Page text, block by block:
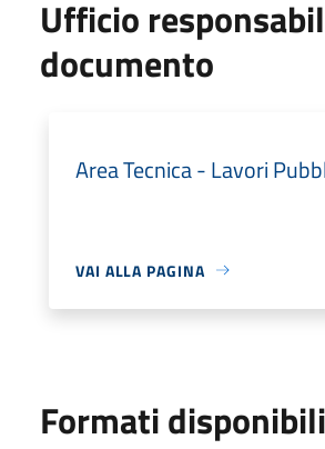
Ufficio
documento
Area Tecnica - Lavori
VAI ALLA PAGINA
Formati disponibili